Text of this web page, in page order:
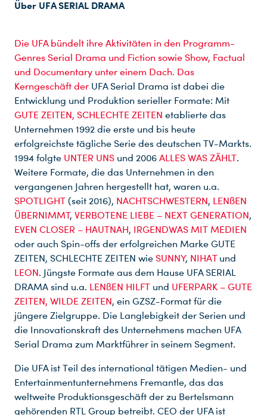
Über UFA SERIAL DRAMA
Die UFA bündelt ihre Aktivitäten in den Programm-
Genres Serial Drama und Fiction sowie Show, Factual
und Documentary unter einem Dach. Das
Kerngeschäft der UFA Serial Drama ist dabei die
Entwicklung und Produktion serieller Formate: Mit
GUTE ZEITEN, SCHLECHTE ZEITEN etablierte das
Unternehmen 1992 die erste und bis heute
erfolgreichste tägliche Serie des deutschen TV-Markts.
1994 folgte UNTER UNS und 2006 ALLES WAS ZÄHLT.
Weitere Formate, die das Unternehmen in den
vergangenen Jahren hergestellt hat, waren u.a.
SPOTLIGHT (seit 2016), NACHTSCHWESTERN, LENßEN
ÜBERNIMMT, VERBOTENE LIEBE – NEXT GENERATION,
EVEN CLOSER – HAUTNAH, IRGENDWAS MIT MEDIEN
oder auch Spin-offs der erfolgreichen Marke GUTE
ZEITEN, SCHLECHTE ZEITEN wie SUNNY, NIHATund
LEON. Jüngste Formate aus dem Hause UFA SERIAL
DRAMA sind u.a. LENßEN HILFT und UFERPARK – GUTE
ZEITEN, WILDE ZEITEN, ein GZSZ-Format für die
jüngere Zielgruppe. Die Langlebigkeit der Serien und
die Innovationskraft des Unternehmens machen UFA
Serial Drama zum Marktführer in seinem Segment.
Die UFA ist Teil des international tätigen Medien- und
Entertainmentunternehmens Fremantle, das das
weltweite Produktionsgeschäft der zu Bertelsmann
gehörenden RTL Group betreibt. CEO der UFA ist